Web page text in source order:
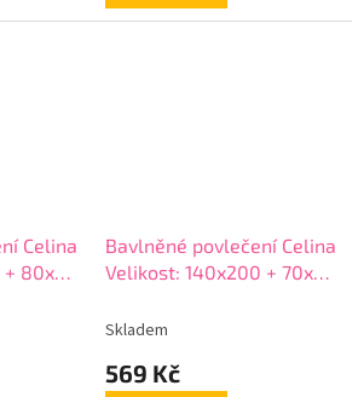
Celina
80x80
Bavlněné povlečení Celina
Velikost: 140x200 + 70x90
Skladem
569 Kč